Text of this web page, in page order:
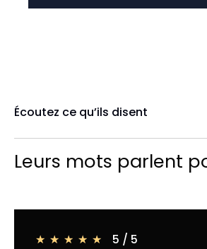
Écoutez ce qu’ils disent
Leurs mots parlent
★ ★ ★ ★ ★ 5 / 5